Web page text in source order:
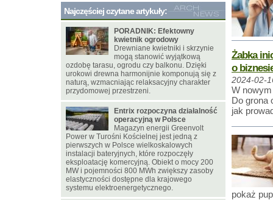
Żabka
o
2024-02-
W
Do grona
jak
pokaż
Najczęściej czytane artykuły:
PORADNIK: Efektowny
kwietnik ogrodowy
Drewniane kwietniki i skrzynie
mogą stanowić wyjątkową
ozdobę tarasu, ogrodu czy balkonu. Dzięki
urokowi drewna harmonijnie komponują się z
naturą, wzmacniając relaksacyjny charakter
przydomowej przestrzeni.
Entrix rozpoczyna działalność
operacyjną w Polsce
Magazyn energii Greenvolt
Power w Turośni Kościelnej jest jedną z
pierwszych w Polsce wielkoskalowych
instalacji bateryjnych, które rozpoczęły
eksploatację komercyjną. Obiekt o mocy 200
MW i pojemności 800 MWh zwiększy zasoby
elastyczności dostępne dla krajowego
systemu elektroenergetycznego.